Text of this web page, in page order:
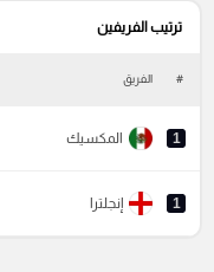
ترتيب الفريفين
# الفريق
1 المكسيك
1 إنجلترا